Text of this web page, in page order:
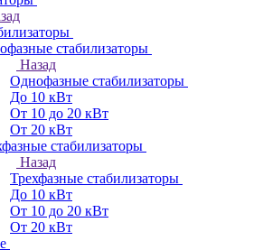
стабилизаторы
Назад
Однофазные стабилизаторы
До 10 кВт
От 10 до 20 кВт
От 20 кВт
стабилизаторы
Назад
Трехфазные стабилизаторы
До 10 кВт
От 10 до 20 кВт
От 20 кВт